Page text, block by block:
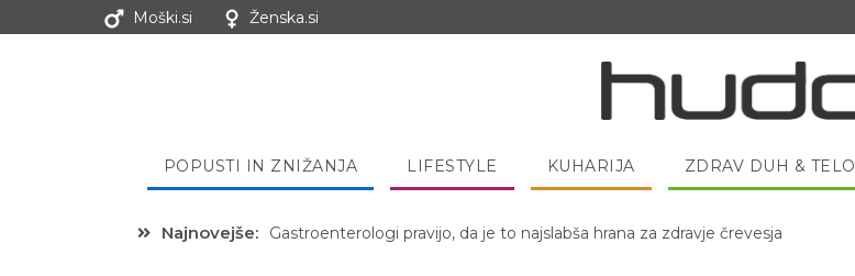
Moški.si Ženska.si
POPUSTI IN ZNIŽANJA LIFESTYLE KUHARIJA ZDRAV DUH & TELO
Najnovejše: Hibernacijska dieta: Zakaj je pred spanjem dobro pojesti žlico medu?